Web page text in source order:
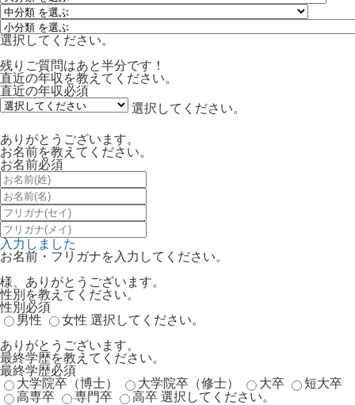
選択してください。
残りご質問はあと半分です！
直近の年収を教えてください。
直近の年収必須
選択してください。
ありがとうございます。
お名前を教えてください。
お名前必須
入力しました
お名前・フリガナを入力してください。
様、ありがとうございます。
性別を教えてください。
性別 必須
男性
女性 選択してください。
ありがとうございます。
最終学歴を教えてください。
最終学歴必須
大学院卒（博士）
大学院卒（修士） 大卒
短大卒
高専卒
専門卒 高卒 選択してください。